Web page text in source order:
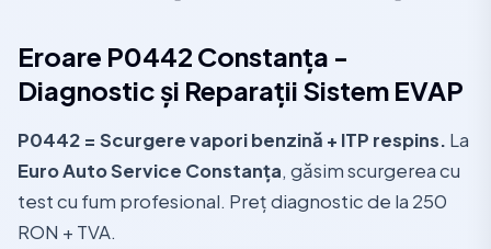
Eroare P0442 Constanța -
Diagnostic și Reparații Sistem EVAP
P0442 = Scurgere vapori benzină + ITP respins. La
Euro Auto Service Constanța, găsim scurgerea cu
test cu fum profesional. Preț diagnostic de la 250
RON + TVA.